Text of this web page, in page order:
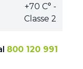
+70 C° -
Classe 2
800 120 991